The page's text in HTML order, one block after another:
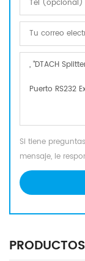
Si tiene
mensaje, le